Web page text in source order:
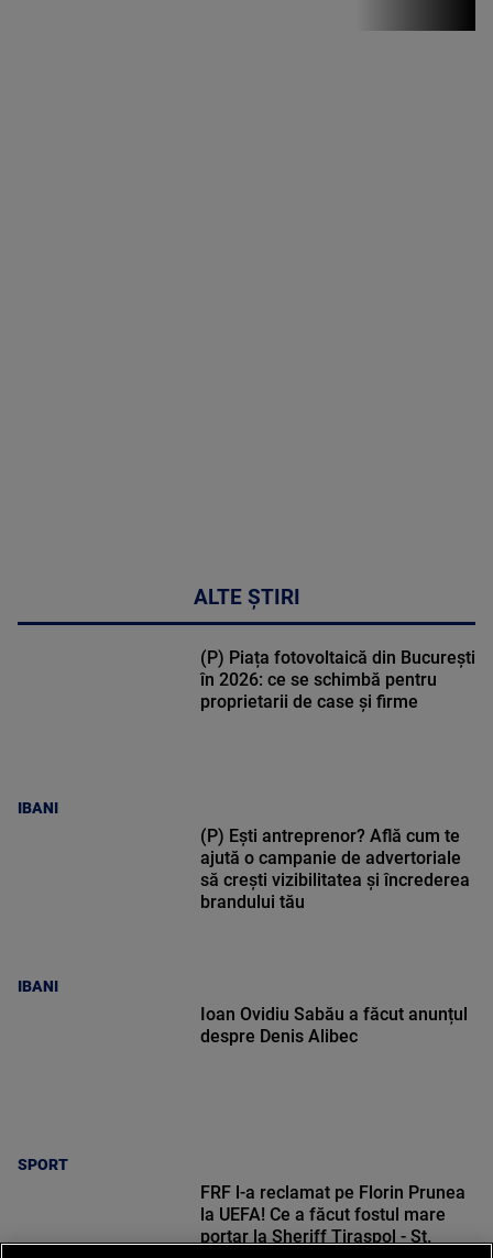
ALTE ȘTIRI
IBANI
(P) Piața fotovoltaică din București
în 2026: ce se schimbă pentru
proprietarii de case și firme
IBANI
(P) Ești antreprenor? Află cum te
ajută o campanie de advertoriale
să crești vizibilitatea și încrederea
brandului tău
SPORT
Ioan Ovidiu Sabău a făcut anunțul
despre Denis Alibec
FRF l-a reclamat pe Florin Prunea
la UEFA! Ce a făcut fostul mare
portar la Sheriff Tiraspol - St.